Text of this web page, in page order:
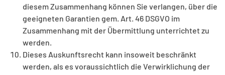
diesem Zusammenhang können Sie verlangen, über die
geeigneten Garantien gem. Art. 46 DSGVO im
Zusammenhang mit der Übermittlung unterrichtet zu
werden.
Dieses Auskunftsrecht kann insoweit beschränkt
werden, als es voraussichtlich die Verwirklichung der